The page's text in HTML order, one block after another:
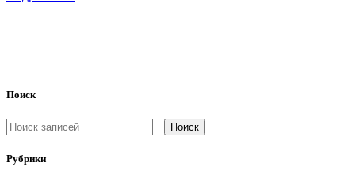
Поиск
Поиск
Рубрики